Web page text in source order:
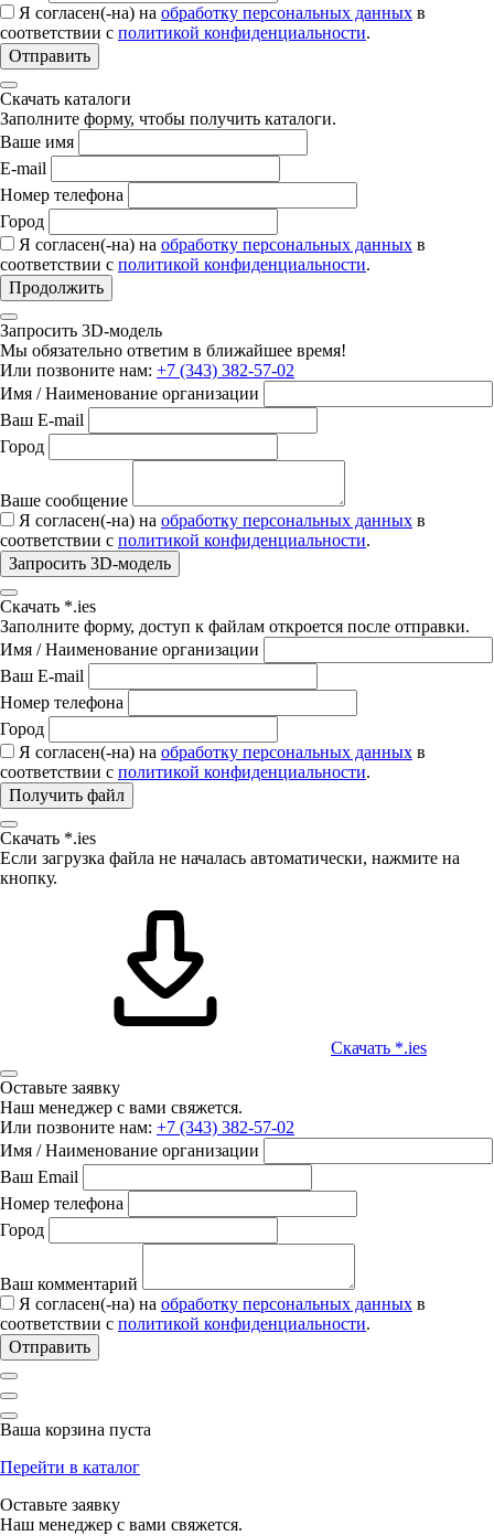
Я согласен(-на) на обработку персональных данных в
соответствии с политикой конфиденциальности.
Отправить
Скачать каталоги
Заполните форму, чтобы получить каталоги.
Ваше имя
E-mail
Номер телефона
Город
Я согласен(-на) на обработку персональных данных в
соответствии с политикой конфиденциальности.
Продолжить
Запросить 3D-модель
Мы обязательно ответим в ближайшее время!
Или позвоните нам: +7 (343) 382-57-02
Имя / Наименование организации
Ваш E-mail
Город
Ваше сообщение
Я согласен(-на) на обработку персональных данных в
соответствии с политикой конфиденциальности.
Запросить 3D-модель
Скачать *.ies
Заполните форму, доступ к файлам откроется после отправки.
Имя / Наименование организации
Ваш E-mail
Номер телефона
Город
Я согласен(-на) на обработку персональных данных в
соответствии с политикой конфиденциальности.
Получить файл
Скачать *.ies
Если загрузка файла не началась автоматически, нажмите на
кнопку.
Скачать *.ies
Оставьте заявку
Наш менеджер с вами свяжется.
Или позвоните нам: +7 (343) 382-57-02
Имя / Наименование организации
Ваш Email
Номер телефона
Город
Ваш комментарий
Я согласен(-на) на обработку персональных данных в
соответствии с политикой конфиденциальности.
Отправить
Ваша корзина пуста
Перейти в каталог
Оставьте заявку
Наш менеджер с вами свяжется.